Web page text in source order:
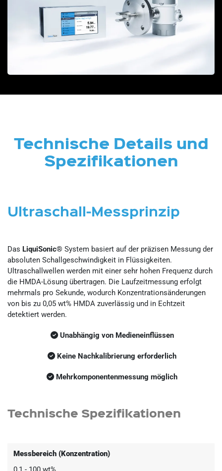
Technische Details und
Spezifikationen
Ultraschall-Messprinzip
Das LiquiSonic® System basiert auf der präzisen Messung der
absoluten Schallgeschwindigkeit in Flüssigkeiten.
Ultraschallwellen werden mit einer sehr hohen Frequenz durch
die HMDA-Lösung übertragen. Die Laufzeitmessung erfolgt
mehrmals pro Sekunde, wodurch Konzentrationsänderungen
von bis zu 0,05 wt% HMDA zuverlässig und in Echtzeit
detektiert werden.
Unabhängig von Medieneinflüssen
Keine Nachkalibrierung erforderlich
Mehrkomponentenmessung möglich
Technische Spezifikationen
Messbereich (Konzentration)